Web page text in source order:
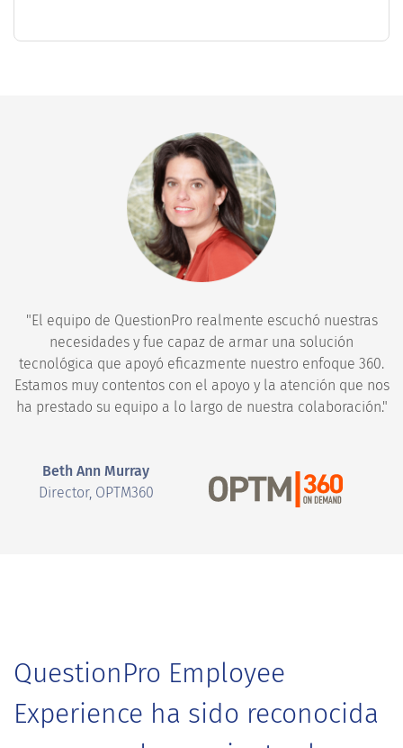
"El equipo de QuestionPro realmente escuchó nuestras
necesidades y fue capaz de armar una solución
tecnológica que apoyó eficazmente nuestro enfoque 360.
Estamos muy contentos con el apoyo y la atención que nos
ha prestado su equipo a lo largo de nuestra colaboración."
Beth Ann Murray
Director, OPTM360
QuestionPro Employee
Experience ha sido reconocida